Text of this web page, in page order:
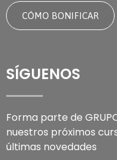
CÓMO BONIFICAR
SÍGUENOS
Forma parte de
nuestros próximos
últimas novedades